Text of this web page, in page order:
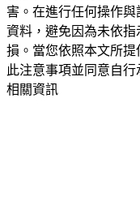
害。在進行任何操作
資料，避免因為未依
損。當您依照本文所
此注意事項並同意自行
相關資訊